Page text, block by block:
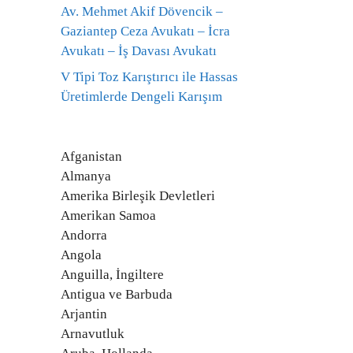
Av. Mehmet Akif Dövencik –
Gaziantep Ceza Avukatı – İcra
Avukatı – İş Davası Avukatı
V Tipi Toz Karıştırıcı ile Hassas
Üretimlerde Dengeli Karışım
Afganistan
Almanya
Amerika Birleşik Devletleri
Amerikan Samoa
Andorra
Angola
Anguilla, İngiltere
Antigua ve Barbuda
Arjantin
Arnavutluk